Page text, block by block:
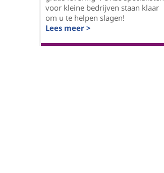
voor kleine bedrijven staan klaar
om u te helpen slagen!
Lees meer >